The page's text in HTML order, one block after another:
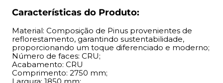
Benefícios:
Permite cortes em qualquer direção devido à ausência
de orientação de fibras, proporcionando flexibilidade no
design; Superfície uniforme que elimina imperfeições
comuns em madeiras naturais, como rachaduras e furos;
Alta durabilidade e resistência, garantindo excelente
Características do Produto:
Material: Composição de Pinus provenientes de
reflorestamento, garantindo sustentabilidade,
proporcionando um toque diferenciado e moderno;
Número de faces: CRU;
Acabamento: CRU
Comprimento: 2750 mm;